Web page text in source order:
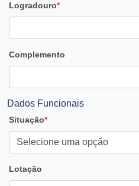
Logradouro*
Complemento
Dados Funcionais
Situação*
Lotação